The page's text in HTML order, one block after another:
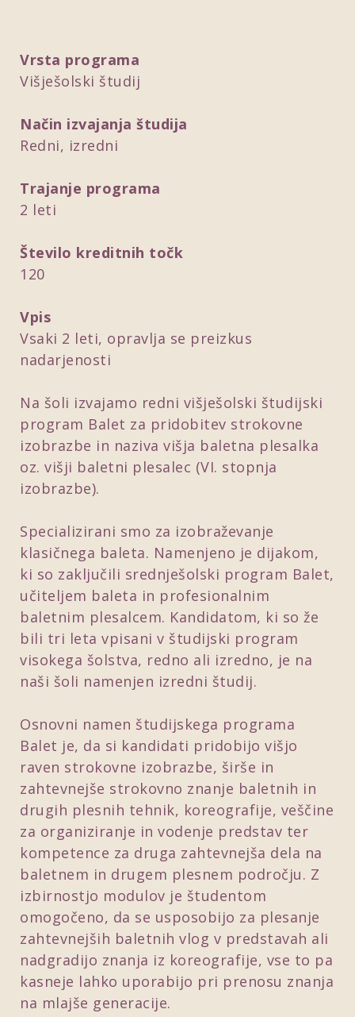
Na šoli izvajamo redni višješolski študijski
program Balet za pridobitev strokovne
izobrazbe in naziva višja baletna plesalka
oz. višji baletni plesalec (VI. stopnja
izobrazbe).
Specializirani smo za izobraževanje
klasičnega baleta. Namenjeno je dijakom,
ki so zaključili srednješolski program Balet,
učiteljem baleta in profesionalnim
baletnim plesalcem. Kandidatom, ki so že
bili tri leta vpisani v študijski program
visokega šolstva, redno ali izredno, je na
naši šoli namenjen izredni študij.
Osnovni namen študijskega programa
Balet je, da si kandidati pridobijo višjo
raven strokovne izobrazbe, širše in
zahtevnejše strokovno znanje baletnih in
drugih plesnih tehnik, koreografije, veščine
za organiziranje in vodenje predstav ter
kompetence za druga zahtevnejša dela na
baletnem in drugem plesnem področju. Z
izbirnostjo modulov je študentom
omogočeno, da se usposobijo za plesanje
zahtevnejših baletnih vlog v predstavah ali
nadgradijo znanja iz koreografije, vse to pa
kasneje lahko uporabijo pri prenosu znanja
na mlajše generacije.
Vrsta programa
Višješolski študij
Način izvajanja študija
Redni, izredni
Trajanje programa
2 leti
Število kreditnih točk
120
Vpis
Vsaki 2 leti, opravlja se preizkus
nadarjenosti